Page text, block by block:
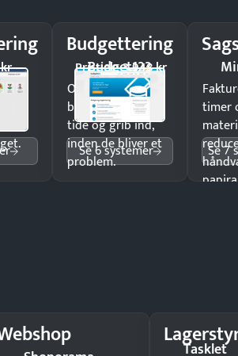
Budgettering
Budget123
Pristjek: 3.948 kr
Opdag
budgetafvigelser i
tide og grib ind,
inden de bliver et
problem.
Se 6 systemer
timer
Se 7
Tasklet